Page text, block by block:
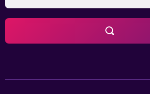
(Aeropuerto de Klagenfurt) está a 128 km.